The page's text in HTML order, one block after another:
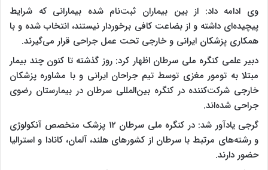
وی ادامه داد: از بین بیماران ثبت‌نام شده بیمارانی که شرایط
پیچیده‌ای داشته و از بضاعت کافی برخوردار نیستند، انتخاب شده و با
همکاری پزشکان ایرانی و خارجی تحت عمل جراحی قرار می‌گیرند.
دبیر علمی کنگره ملی سرطان اظهار کرد: روز گذشته تا کنون چند بیمار
مبتلا به تومور مغزی توسط تیم جراحان ایرانی و با مشاوره پزشکان
خارجی شرکت‌کننده در کنگره بین‌المللی سرطان در بیمارستان رضوی
جراحی شده‌اند.
گرجی یادآور شد: در کنگره ملی سرطان ۱۲ پزشک متخصص آنکولوژی
و رشته‌های مرتبط با سرطان از کشورهای هلند، آلمان، کانادا و استرالیا
حضور دارند.